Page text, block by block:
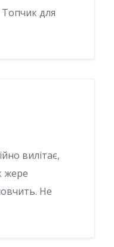
для
вилітає,
жере
Не